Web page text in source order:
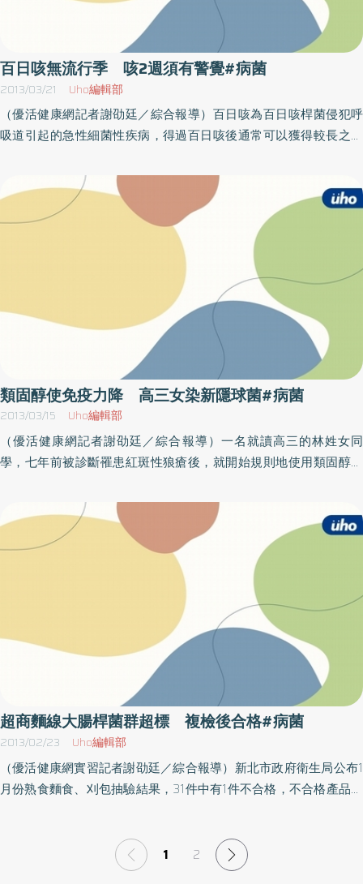
胱癌、以及第一型人類T細胞白血病病毒所引起的成人T細胞白血
病。舉例而言，幽門桿菌與胃癌的關聯性，根據統計，歐盟每年約
有八萬人確診胃癌，其中四分之三的病例都被認為與胃癌相關，
又，人類乳突病毒對於女性的影響更鉅，粗估，高達八成的女性，
終其一生都曾受感染，性交為主要傳染途徑，近乎於百分之百的子
宮頸癌，都是此病毒所引起，也因此女性應有「只要有過性行為，
就須做子宮頸抹片檢查」的觀念。九種病毒 BC肝最嚴重此外，甚
者都合併罹患C肝，B肝帶原者罹患肝癌的風險，更是常人的近百倍
以上，然而，我國BC肝炎帶原者，就高達三百萬人左右，不免令人
感到憂心。 賴醫師說，事實上，由於病毒或細菌性感染所導致的癌
症，是可以透過實施接種疫苗等策略，以及改變生活方式、採取安
全性行等控制措施來加以預防，因此國人應該更為重視疫苗的重要
性，以及遵循正確的生活方式，來降低罹癌風險。也提醒BC肝炎帶
原者、胃酸易過多者、所有女性，都能留意定期篩檢的重要性，才
百日咳無流行季 咳2週須有警覺#病菌
2013/03/21 Uho編輯部
（優活健康網記者謝劭廷／綜合報導）百日咳為百日咳桿菌侵犯呼
吸道引起的急性細菌性疾病，得過百日咳後通常可以獲得較長之免
份病患都不會引起併發症，但是營養狀況不良病患與併有許多腸道
及呼吸道感染的病患及6個月以下嬰幼兒，是併發症與死亡的高危險
群。基隆市仁愛區衛生所指出，百日咳沒有流行季節，病患多半是5
歲以下兒童， 好發年齡主要在6個月以下嬰幼兒，家中有6個月以下
幼兒之民眾，持續咳嗽二週以上，應提高警覺，避免與家人密切接
觸，並戴上口罩儘速就醫，以利及時治療。基隆市仁愛區衛生所表
示，預防百日咳有效的方法包含：一、按時接種百日咳疫苗二、維
持良好的個人及環境衞生三、保持室內空氣流通，避免長期處於密
閉、過度擁擠、通風不良的場所四、保持雙手清潔，並正確洗手
五、遵循呼吸道衛生與咳嗽禮節六、病患與照顧者應妥善處理口鼻
分泌物，並於處理後立即洗手基隆市仁愛區衛生所曾舜玲主任表
示，目前政府提供2個月、4個月、6個月及18個月大幼兒免費接種
白喉、破傷風、非細胞性百日咳、b型嗜血桿菌及不活化小兒麻痺五
合一疫苗，並提供乙劑減量破傷風白喉非細胞性百日咳混合疫苗，
於國小一年級入學新生前接種，呼籲家長多加留意。
類固醇使免疫力降 高三女染新隱球菌#病菌
2013/03/15 Uho編輯部
（優活健康網記者謝劭廷／綜合報導）一名就讀高三的林姓女同
學，七年前被診斷罹患紅斑性狼瘡後，就開始規則地使用類固醇做
加劇，她不敢輕忽，前往聯合醫院就醫。經醫院檢查，確診為全身
性新型隱球菌感染併發遠端股骨感染，雖然經抗黴菌藥物治療後，
症狀已獲得改善，但仍持續於門診追蹤。臺北市立聯合醫院中興院
區骨科醫師黃銘哲表示，隱球菌屬是一種真菌，新型隱球菌為其中
一種，也是最常見的人類致病菌種，經由接觸或吸入被鳥類污染的
土壤塵埃而進入體內，後經血液循環至其他器官，肺部及中樞神經
系統是最容易被侵犯的部位。黃銘哲說，隱球菌感染在正常健康的
人體身上很罕見，遭到感染的病患本身大多有免疫功能低下問題，
例如遭受HIV病毒或結核菌感染、癌症患者、類骨瘤患者、接受器官
移植後長期使用免疫抑制藥物的病人等為高危險群。林同學則是因
為長時間接受類固醇治療而導致自身免疫力下降，因此才受到隱球
菌的伺機性感染。黃銘哲指出，目前治療原則主要還是以抗黴菌藥
物為主，若是藥物治療效果不佳，則需輔以清創手術治療。最重要
的還是提高警覺，不要輕忽長久不癒的腫痛，最好及早尋求專科醫
師協助，以免造成治療上的延遲。
超商麵線大腸桿菌群超標 複檢後合格#病菌
2013/02/23 Uho編輯部
（優活健康網實習記者謝劭廷／綜合報導）新北市政府衛生局公布1
月份熟食麵食、刈包抽驗結果，31件中有1件不合格，不合格產品為
及大腸桿菌群常被用來作為監測食品是否遭受污染，或製程有無衛
生缺失的重要指標。大腸桿菌及大腸桿菌群如超過標準，則表示食
1 2